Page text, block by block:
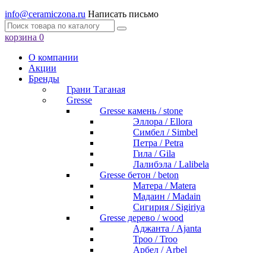
info@ceramiczona.ru Написать письмо
корзина 0
О компании
Акции
Бренды
Грани Таганая
Gresse
Gresse камень / stone
Эллора / Ellora
Симбел / Simbel
Петра / Petra
Гила / Gila
Лалибэла / Lalibela
Gresse бетон / beton
Матера / Matera
Мадаин / Madain
Сигирия / Sigiriya
Gresse дерево / wood
Аджанта / Ajanta
Троо / Troo
Арбел / Arbel